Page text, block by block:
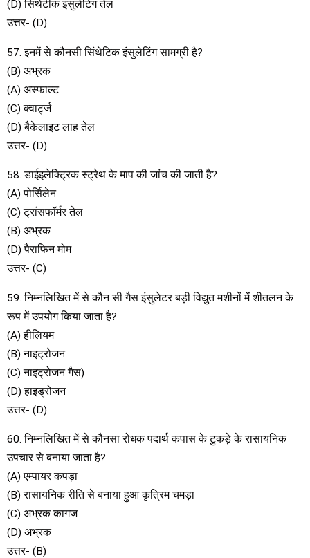
(D) सिथेंटीक इंसुलेटिंग तेल
उत्तर- (D)
57. इनमें से कौनसी सिंथेटिक इंसुलेटिंग सामग्री है?
(B) अभ्रक
(A) अस्फाल्ट
(C) क्वार्ट्ज
(D) बैकेलाइट लाह तेल
उत्तर- (D)
58. डाईइलेक्ट्रिक स्ट्रेथ के माप की जांच की जाती है?
(A) पोर्सिलेन
(C) ट्रांसफॉर्मर तेल
(B) अभ्रक
(D) पैराफिन मोम
उत्तर- (C)
59. निम्नलिखित में से कौन सी गैस इंसुलेटर बड़ी विद्युत मशीनों में शीतलन के
रूप में उपयोग किया जाता है?
(A) हीलियम
(B) नाइट्रोजन
(C) नाइट्रोजन गैस)
(D) हाइड्रोजन
उत्तर- (D)
60. निम्नलिखित में से कौनसा रोधक पदार्थ कपास के टुकड़े के रासायनिक
उपचार से बनाया जाता है?
(A) एम्पायर कपड़ा
(B) रासायनिक रीति से बनाया हुआ कृत्रिम चमड़ा
(C) अभ्रक कागज
(D) अभ्रक
उत्तर- (B)